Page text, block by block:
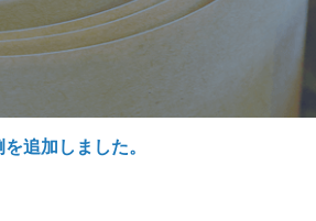
追加しました。